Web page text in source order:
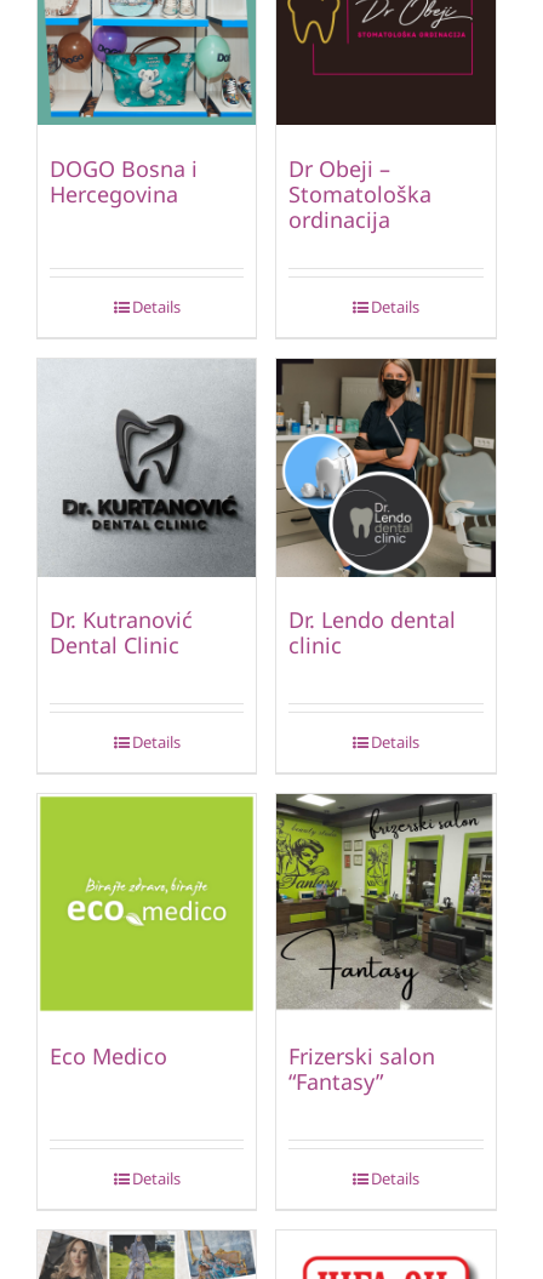
DOGO Bosna i
Hercegovina
Details
Dr Obeji –
Stomatološka
ordinacija
Details
Dr. Kutranović
Dental Clinic
Details
Dr. Lendo dental
clinic
Details
Eco Medico
Details
Frizerski salon
“Fantasy”
Details